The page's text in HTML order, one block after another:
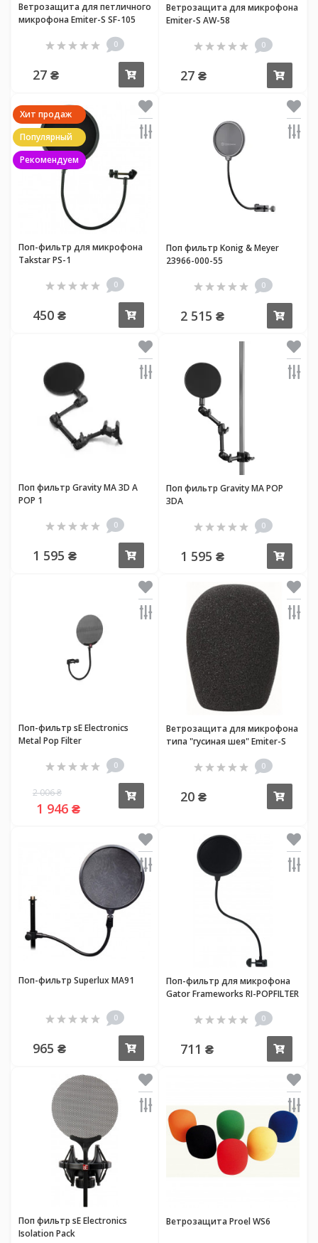
Ветрозащита для петличного
микрофона Emiter-S SF-105
0
27 ₴
Ветрозащита для микрофона
Emiter-S AW-58
0
27 ₴
Хит продаж
Популярный
Рекомендуем
Поп-фильтр для микрофона
Takstar PS-1
0
450 ₴
Поп фильтр Konig & Meyer
23966-000-55
0
2 515 ₴
Поп фильтр Gravity MA 3D A
POP 1
0
1 595 ₴
Поп фильтр Gravity MA POP
3DA
0
1 595 ₴
Поп-фильтр sE Electronics
Metal Pop Filter
0
2 006 ₴
1 946 ₴
Ветрозащита для микрофона
типа "гусиная шея" Emiter-S
0
20 ₴
Поп-фильтр Superlux MA91
0
965 ₴
Поп-фильтр для микрофона
Gator Frameworks RI-POPFILTER
0
711 ₴
Поп фильтр sE Electronics
Isolation Pack
Ветрозащита Proel WS6